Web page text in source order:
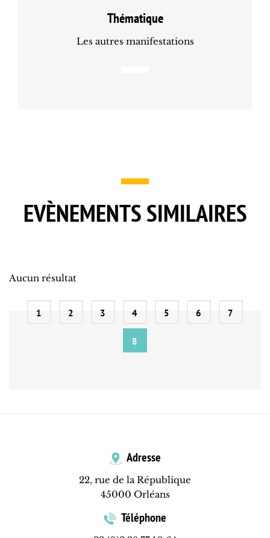
Thématique
Les autres manifestations
EVÈNEMENTS SIMILAIRES
Aucun résultat
1 2 3 4 5 6 7
8
Adresse
22, rue de la République
45000 Orléans
Téléphone